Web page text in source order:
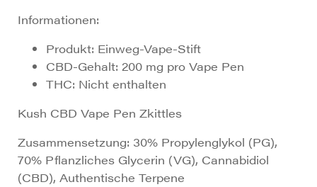
Informationen:
Produkt: Einweg-Vape-Stift
CBD-Gehalt: 200 mg pro Vape Pen
THC: Nicht enthalten
Kush CBD Vape Pen Zkittles
Zusammensetzung: 30% Propylenglykol (PG),
70% Pflanzliches Glycerin (VG), Cannabidiol
(CBD), Authentische Terpene